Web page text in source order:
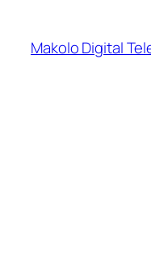
Makolo Digital